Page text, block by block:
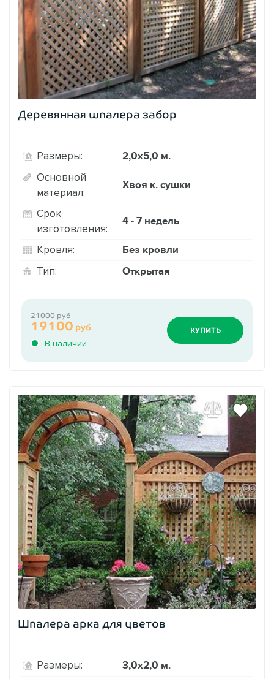
Деревянная шпалера забор
Размеры: 2,0х5,0 м.
Основной
материал:
Хвоя к. сушки
Срок
изготовления:
4 - 7 недель
Кровля: Без кровли
Тип: Открытая
В наличии
19100 руб
21000 руб
КУПИТЬ
Шпалера арка для цветов
Размеры: 3,0х2,0 м.